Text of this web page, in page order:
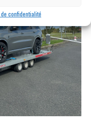
confidentialité